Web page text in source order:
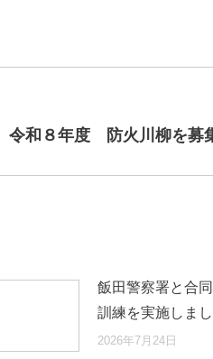
令和８年度 防火川柳を募
飯田警察署と合
訓練を実施しま
2026年7月24日